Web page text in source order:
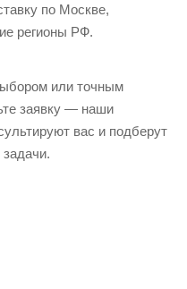
по Москве,
регионы РФ.
или точным
заявку — наши
вас и подберут